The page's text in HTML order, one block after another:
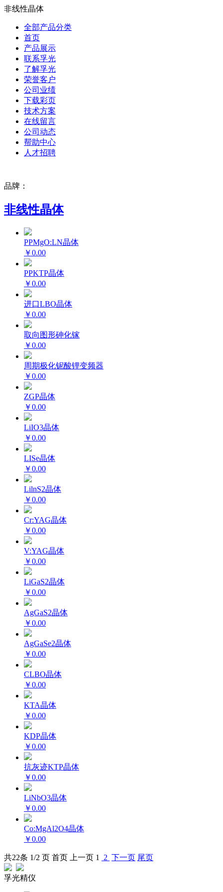
非线性晶体
全部产品分类
首页
产品展示
联系孚光
了解孚光
荣誉客户
公司业绩
下载彩页
技术方案
在线留言
公司动态
帮助中心
人才招聘
品牌：
非线性晶体
PPMgO:LN晶体
￥0.00
PPKTP晶体
￥0.00
进口LBO晶体
￥0.00
取向图形砷化镓
￥0.00
周期极化铌酸锂变频器
￥0.00
ZGP晶体
￥0.00
LiIO3晶体
￥0.00
LISe晶体
￥0.00
LilnS2晶体
￥0.00
Cr:YAG晶体
￥0.00
V:YAG晶体
￥0.00
LiGaS2晶体
￥0.00
AgGaS2晶体
￥0.00
AgGaSe2晶体
￥0.00
CLBO晶体
￥0.00
KTA晶体
￥0.00
KDP晶体
￥0.00
抗灰迹KTP晶体
￥0.00
LiNbO3晶体
￥0.00
Co:MgAl2O4晶体
￥0.00
共22条 1/2 页 首页 上一页 1 2 下一页 尾页
孚光精仪